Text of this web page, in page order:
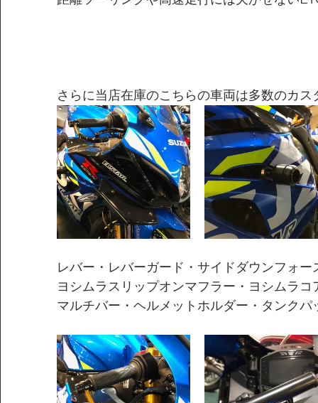
さらに当店在庫のこちらの車両は多数のカ
レバー・レバーガード・サイドダウンフォ
ヨシムラスリップオンマフラー・ヨシムラ
マルチバー・ヘルメットホルダー・タンクパ